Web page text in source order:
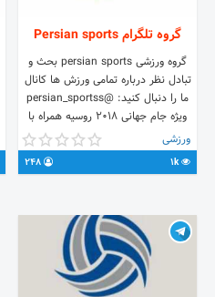
گروه تلگرام Persian sports
گروه ورزشی persian sports بحث و
تبادل نظر درباره تمامی ورزش ها کانال
ما را دنبال کنید: @persian_sportss
ویژه جام جهانی 2018 روسیه همراه با
جوایز
ورزشی
1k